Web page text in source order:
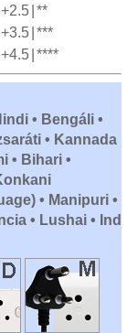
+2.5 **
+3.5 ***
+4.5 ****
• Bengáli •
• Kannada
• Bihari •
• Manipuri •
• Lushai • Ind